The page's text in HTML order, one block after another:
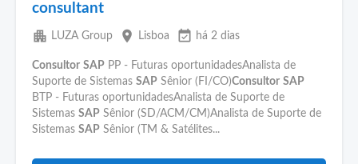
consultant
apartment LUZA Group place Lisboa event_available há 2 dias
Consultor SAP PP - Futuras oportunidadesAnalista de
Suporte de Sistemas SAP Sênior (FI/CO)Consultor SAP
BTP - Futuras oportunidadesAnalista de Suporte de
Sistemas SAP Sênior (SD/ACM/CM)Analista de Suporte de
Sistemas SAP Sênior (TM & Satélites...